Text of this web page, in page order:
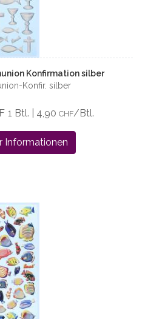
Konfirmation silber
Konfir. silber
1 Btl. | 4,90 CHF/Btl.
Informationen